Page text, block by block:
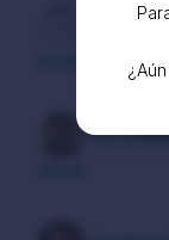
Dr Omar
Dr